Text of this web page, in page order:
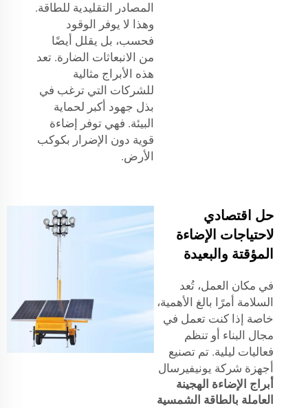
المصادر التقليدية للطاقة.
وهذا لا يوفر الوقود
فحسب، بل يقلل أيضًا
من الانبعاثات الضارة. تعد
هذه الأبراج مثالية
للشركات التي ترغب في
بذل جهود أكبر لحماية
البيئة. فهي توفر إضاءة
قوية دون الإضرار بكوكب
الأرض.
حل اقتصادي
لاحتياجات الإضاءة
المؤقتة والبعيدة
في مكان العمل، تُعد
السلامة أمرًا بالغ الأهمية،
خاصة إذا كنت تعمل في
مجال البناء أو تنظم
فعاليات ليلية. تم تصنيع
أجهزة شركة يونيفيرسال
أبراج الإضاءة الهجينة
العاملة بالطاقة الشمسية